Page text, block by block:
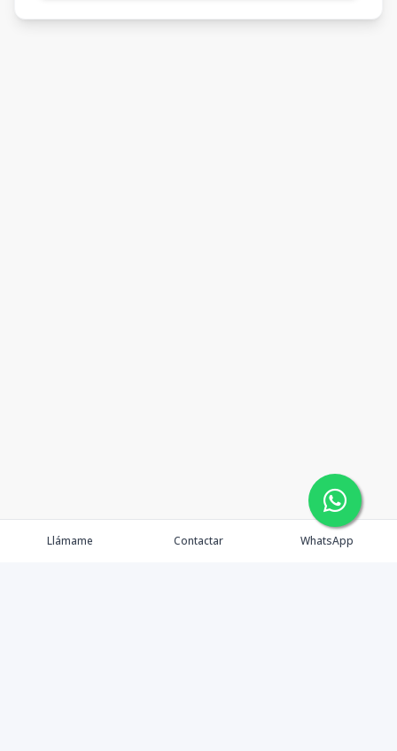
Llámame Contactar WhatsApp